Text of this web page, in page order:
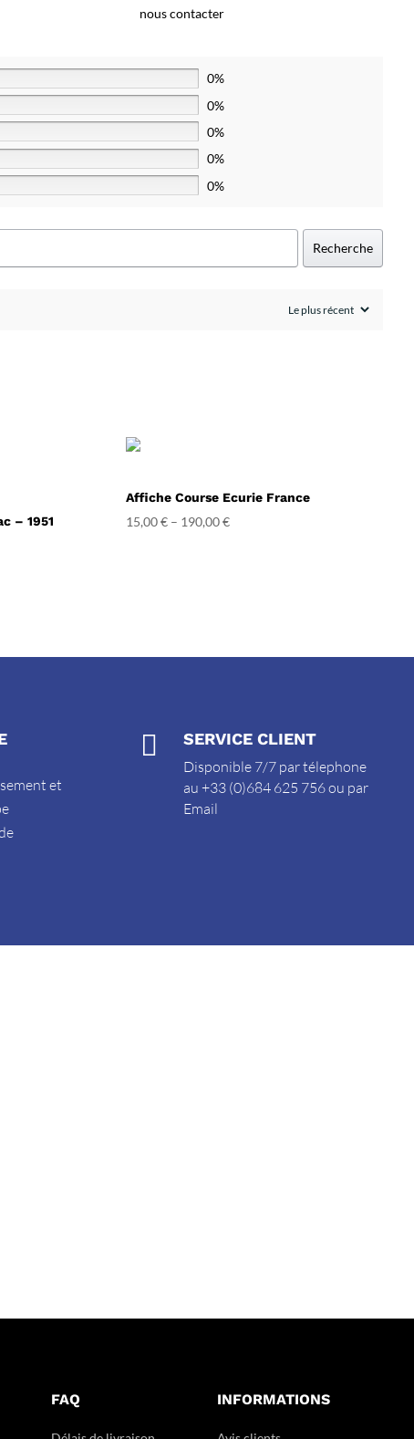
nous contacter
0%
0%
0%
0%
0%
Recherche
– 1951
Affiche Course Ecurie France
15,00€– 190,00€
et
 SERVICE CLIENT
Disponible 7/7 par télephone
au +33 (0)684 625 756 ou par
Email
FAQ INFORMATIONS